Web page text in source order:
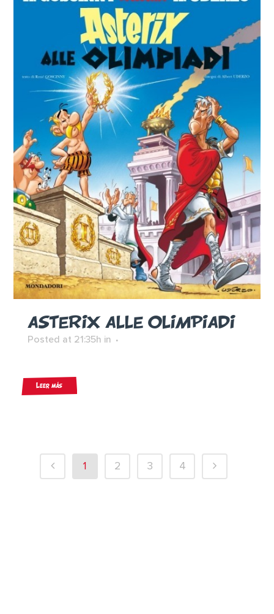
ASTERIX ALLE OLIMPIADI
Posted at 21:35h in
Leer más
1 2 3 4